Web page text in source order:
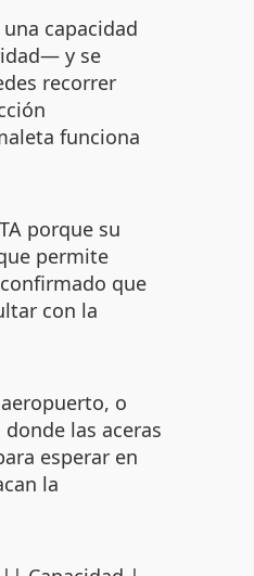
capacidad
y se
recorrer
funciona
porque su
permite
que
con la
o
las aceras
esperar en
la